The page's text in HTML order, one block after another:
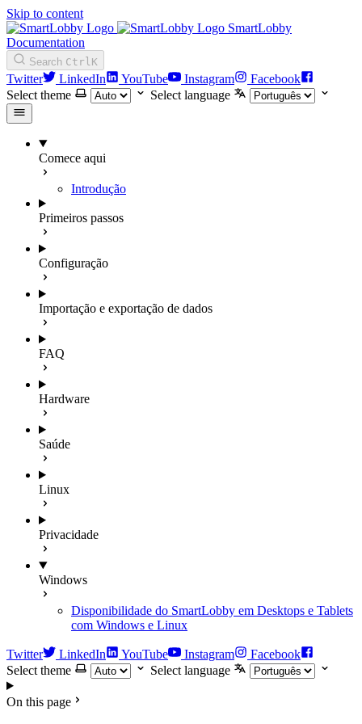
Skip to content
SmartLobby
Documentation
Search CtrlK
Twitter LinkedIn YouTube Instagram
Facebook
Select theme
Select language
Comece aqui
Introdução
Primeiros passos
Configuração
Importação e exportação de dados
FAQ
Hardware
Saúde
Linux
Privacidade
Windows
Disponibilidade do SmartLobby em Desktops e Tablets
com Windows e Linux
Twitter LinkedIn YouTube Instagram
Facebook
Select theme
Select language
On this page